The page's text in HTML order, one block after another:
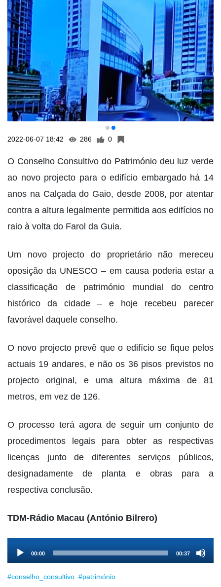
2022-06-07 18:42 286 0
O Conselho Consultivo do Património deu luz verde
ao novo projecto para o edifício embargado há 14
anos na Calçada do Gaio, desde 2008, por atentar
contra a altura legalmente permitida aos edifícios no
raio à volta do Farol da Guia.
Um novo projecto do proprietário não mereceu
oposição da UNESCO – em causa poderia estar a
classificação de património mundial do centro
histórico da cidade – e hoje recebeu parecer
favorável daquele conselho.
O novo projecto prevê que o edifício se fique pelos
actuais 19 andares, e não os 36 pisos previstos no
projecto original, e uma altura máxima de 81
metros, em vez de 126.
O processo terá agora de seguir um conjunto de
procedimentos legais para obter as respectivas
licenças junto de diferentes serviços públicos,
designadamente de planta e obras para a
respectiva conclusão.
TDM-Rádio Macau (António Bilrero)
Player
00:00 00:37
#conselho_consultivo #património